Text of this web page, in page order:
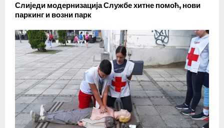
Слиједи модернизација Службе хитне помоћ, нови
паркинг и возни парк